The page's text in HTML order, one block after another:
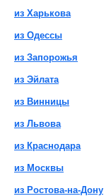
из Харькова
из Одессы
из Запорожья
из Эйлата
из Винницы
из Львова
из Краснодара
из Москвы
из Ростова-на-Дону